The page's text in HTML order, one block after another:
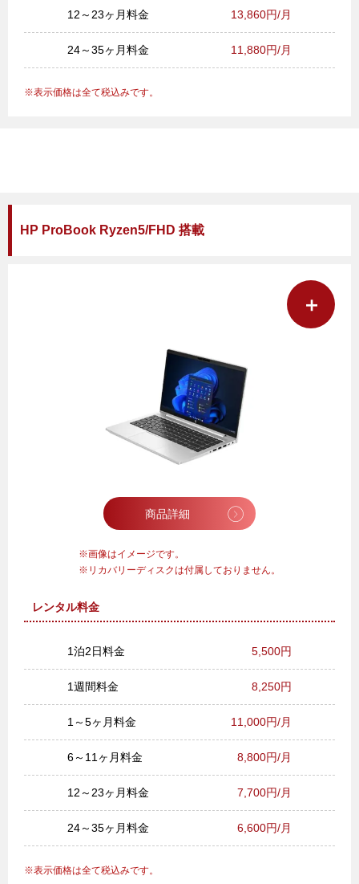
12～23ヶ月料金 13,860円/月
24～35ヶ月料金 11,880円/月
表示価格は全て税込みです。
HP ProBook Ryzen5/FHD 搭載
＋
商品詳細
画像はイメージです。
リカバリーディスクは付属しておりません。
レンタル料金
1泊2日料金 5,500円
1週間料金 8,250円
1～5ヶ月料金 11,000円/月
6～11ヶ月料金 8,800円/月
12～23ヶ月料金 7,700円/月
24～35ヶ月料金 6,600円/月
表示価格は全て税込みです。